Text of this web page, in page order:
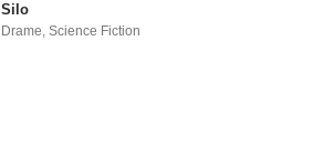
Silo
Drame,Science Fiction